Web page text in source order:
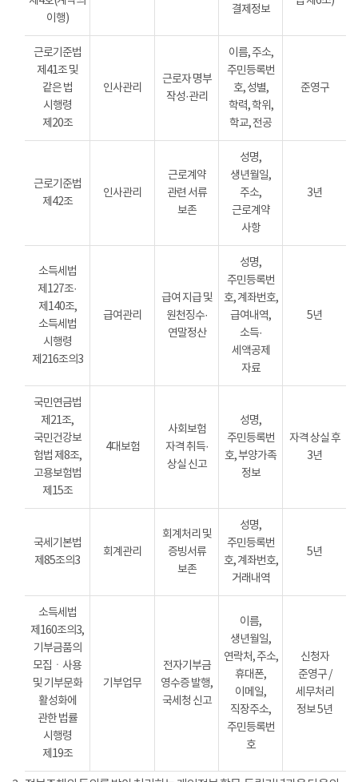
이행)
결제정보
근로기준법
제41조 및
같은 법
시행령
제20조
인사관리
근로자 명부
작성·관리
이름, 주소,
주민등록번
호, 성별,
학력, 학위,
학교, 전공
준영구
근로기준법
제42조
인사관리
근로계약
관련 서류
보존
성명,
생년월일,
주소,
근로계약
사항
3년
소득세법
제127조·
제140조,
소득세법
시행령
제216조의3
급여관리
급여 지급 및
원천징수·
연말정산
성명,
주민등록번
호, 계좌번호,
급여내역,
소득·
세액공제
자료
5년
국민연금법
제21조,
국민건강보
험법 제8조,
고용보험법
제15조
4대보험
사회보험
자격 취득·
상실 신고
성명,
주민등록번
호, 부양가족
정보
자격 상실 후
3년
국세기본법
제85조의3
회계관리
회계처리 및
증빙서류
보존
성명,
주민등록번
호, 계좌번호,
거래내역
5년
소득세법
제160조의3,
기부금품의
모집ㆍ사용
및 기부문화
활성화에
관한 법률
시행령
제19조
기부업무
전자기부금
영수증 발행,
국세청 신고
이름,
생년월일,
연락처, 주소,
휴대폰,
이메일,
직장주소,
주민등록번
호
신청자
준영구 /
세무처리
정보 5년